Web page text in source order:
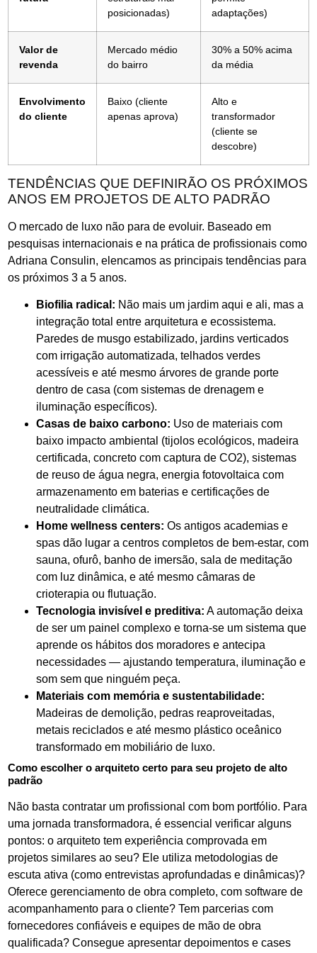
posicionadas)
adaptações)
Valor de
revenda
Mercado médio
do bairro
30% a 50% acima
da média
Envolvimento
do cliente
Baixo (cliente
apenas aprova)
Alto e
transformador
(cliente se
descobre)
TENDÊNCIAS QUE DEFINIRÃO OS PRÓXIMOS
ANOS EM PROJETOS DE ALTO PADRÃO
O mercado de luxo não para de evoluir. Baseado em
pesquisas internacionais e na prática de profissionais como
Adriana Consulin, elencamos as principais tendências para
os próximos 3 a 5 anos.
Biofilia radical: Não mais um jardim aqui e ali, mas a
integração total entre arquitetura e ecossistema.
Paredes de musgo estabilizado, jardins verticados
com irrigação automatizada, telhados verdes
acessíveis e até mesmo árvores de grande porte
dentro de casa (com sistemas de drenagem e
iluminação específicos).
Casas de baixo carbono: Uso de materiais com
baixo impacto ambiental (tijolos ecológicos, madeira
certificada, concreto com captura de CO2), sistemas
de reuso de água negra, energia fotovoltaica com
armazenamento em baterias e certificações de
neutralidade climática.
Home wellness centers: Os antigos academias e
spas dão lugar a centros completos de bem-estar, com
sauna, ofurô, banho de imersão, sala de meditação
com luz dinâmica, e até mesmo câmaras de
crioterapia ou flutuação.
Tecnologia invisível e preditiva: A automação deixa
de ser um painel complexo e torna-se um sistema que
aprende os hábitos dos moradores e antecipa
necessidades — ajustando temperatura, iluminação e
som sem que ninguém peça.
Materiais com memória e sustentabilidade:
Madeiras de demolição, pedras reaproveitadas,
metais reciclados e até mesmo plástico oceânico
transformado em mobiliário de luxo.
Como escolher o arquiteto certo para seu projeto de alto
padrão
Não basta contratar um profissional com bom portfólio. Para
uma jornada transformadora, é essencial verificar alguns
pontos: o arquiteto tem experiência comprovada em
projetos similares ao seu? Ele utiliza metodologias de
escuta ativa (como entrevistas aprofundadas e dinâmicas)?
Oferece gerenciamento de obra completo, com software de
acompanhamento para o cliente? Tem parcerias com
fornecedores confiáveis e equipes de mão de obra
qualificada? Consegue apresentar depoimentos e cases